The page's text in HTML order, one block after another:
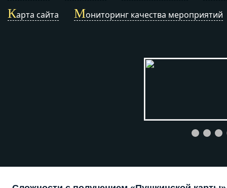
Карта сайта Мониторинг качества мероприятий
Сложности с получением «Пушкинской